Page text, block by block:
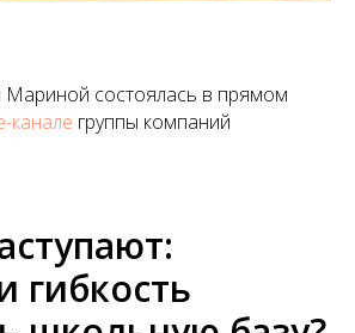
Мариной состоялась в прямом
канале группы компаний
гибкость